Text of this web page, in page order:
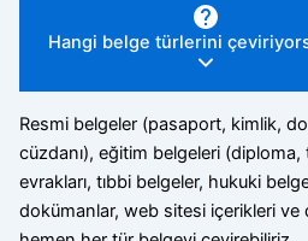
Hangi belge türlerini
Resmi belgeler (pasaport, kimlik,
cüzdanı), eğitim belgeleri
evrakları, tıbbi belgeler, hukuki
dokümanlar, web sitesi içerikleri ve